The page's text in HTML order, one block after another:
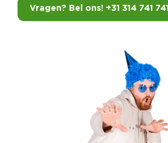
Vragen? Bel ons! +31 314 741 741